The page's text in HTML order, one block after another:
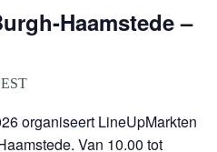
Haamstede –
organiseert LineUpMarkten
Van 10.00 tot